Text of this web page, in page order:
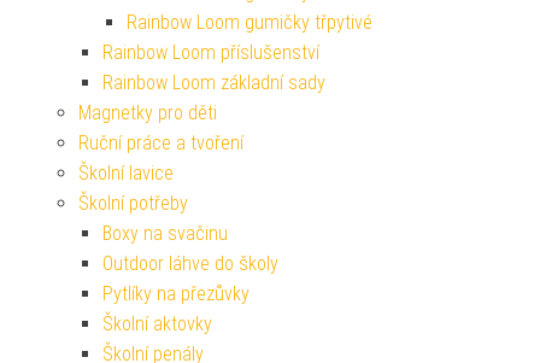
Rainbow Loom gumičky třpytivé
Rainbow Loom příslušenství
Rainbow Loom základní sady
Magnetky pro děti
Ruční práce a tvoření
Školní lavice
Školní potřeby
Boxy na svačinu
Outdoor láhve do školy
Pytlíky na přezůvky
Školní aktovky
Školní penály